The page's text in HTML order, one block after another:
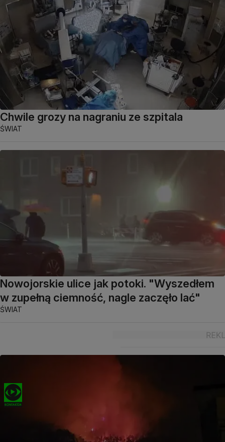
Chwile grozy na nagraniu ze szpitala
ŚWIAT
Nowojorskie ulice jak potoki. "Wyszedłem
w zupełną ciemność, nagle zaczęło lać"
ŚWIAT